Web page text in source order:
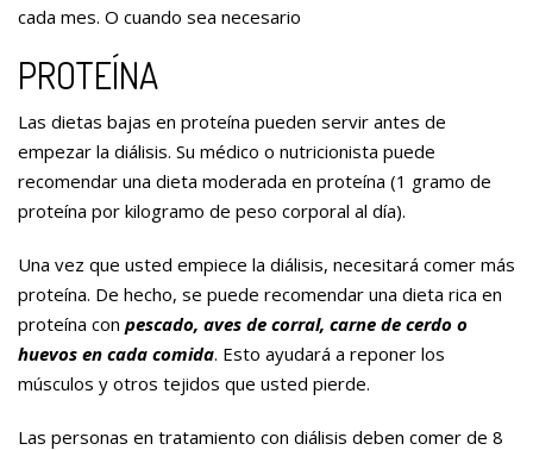
cada mes. O cuando sea necesario
PROTEÍNA
Las dietas bajas en proteína pueden servir antes de
empezar la diálisis. Su médico o nutricionista puede
recomendar una dieta moderada en proteína (1 gramo de
proteína por kilogramo de peso corporal al día).
Una vez que usted empiece la diálisis, necesitará comer más
proteína. De hecho, se puede recomendar una dieta rica en
proteína con pescado, aves de corral, carne de cerdo o
huevos en cada comida. Esto ayudará a reponer los
músculos y otros tejidos que usted pierde.
Las personas en tratamiento con diálisis deben comer de 8